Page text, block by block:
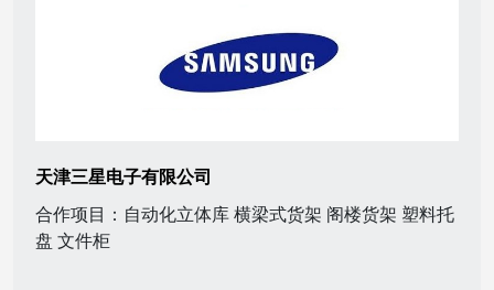
天津三星电子有限公司
合作项目：自动化立体库 横梁式货架 阁楼货架 塑料托
盘 文件柜